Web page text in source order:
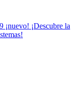
¡nuevo! ¡Descubre la